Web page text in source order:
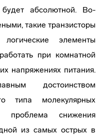
будет абсолютной. Во-
такие транзисторы
элементы
при комнатной
напряжениях питания.
достоинством
типа молекулярных
проблема снижения
из самых острых в